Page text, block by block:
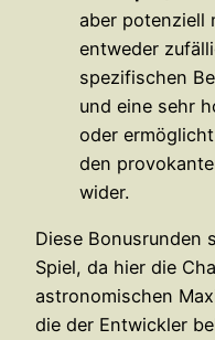
aber potenziell
entweder
spezifischen
und eine sehr
oder
den
wider.
Diese Bonusrunden
Spiel, da hier die
astronomischen
die der Entwickler